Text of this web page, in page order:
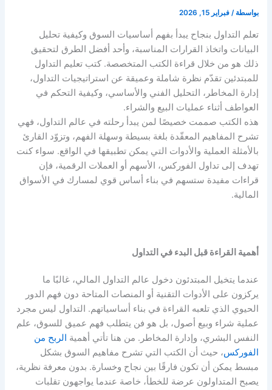
بواسطة/فبراير 15, 2026
تعلم التداول بنجاح يبدأ بفهم أساسيات السوق وكيفية تحليل
البيانات واتخاذ القرارات المناسبة، وأحد أفضل الطرق لتحقيق
ذلك هو من خلال قراءة الكتب المتخصصة. كتب تعليم التداول
للمبتدئين تقدّم نظرة شاملة وعميقة عن استراتيجيات التداول،
إدارة المخاطر، التحليل الفني والأساسي، وكيفية التحكم في
العواطف أثناء عمليات البيع والشراء.
هذه الكتب صممت خصيصًا لمن يبدأ رحلته في عالم التداول، فهي
تشرح المفاهيم المعقّدة بلغة بسيطة وسهلة الفهم، وتزوّد القارئ
بالأمثلة العملية والأدوات التي يمكن تطبيقها في الواقع. سواء كنت
تهدف إلى تداول الفوركس، الأسهم أو العملات الرقمية، فإن
قراءات مفيدة ستسهم في بناء أساس قوي لمسارك في الأسواق
المالية.
أهمية القراءة قبل البدء في التداول
عندما يتخيل المبتدئون دخول عالم التداول المالي، غالبًا ما
يركزون على الأدوات التقنية أو المنصات المتاحة دون فهم الدور
الحيوي الذي تلعبه القراءة في بناء أساسياتهم. التداول ليس مجرد
عملية شراء وبيع أصول، بل هو فن يتطلب فهم عميق للسوق، علم
النفس البشري، وإدارة المخاطر. من هنا تأتي أهمية الربح من
الفوركس ، حيث أن الكتب التي تشرح مفاهيم السوق بشكل
مبسط يمكن أن تكون فارقًا بين نجاح وخسارة. بدون معرفة نظرية،
يصبح المتداولون عرضة للخطأ، خاصة عندما يواجهون تقلبات